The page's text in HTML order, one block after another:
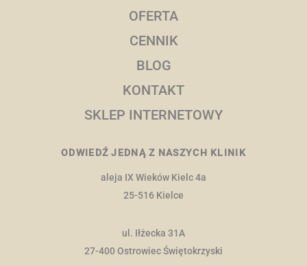
OFERTA
CENNIK
BLOG
KONTAKT
SKLEP INTERNETOWY
ODWIEDŹ JEDNĄ Z NASZYCH KLINIK
aleja IX Wieków Kielc 4a
25-516 Kielce
ul. Iłżecka 31A
27-400 Ostrowiec Świętokrzyski